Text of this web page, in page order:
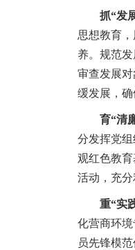
抓“发
思想教育
养。规范
审查发展
缓发展，确
育“清
分发挥党
观红色教
活动，充
重“实
化营商环
员先锋模